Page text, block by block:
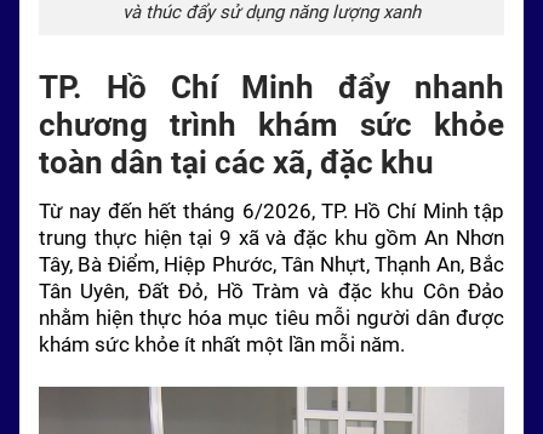
và thúc đẩy sử dụng năng lượng xanh
TP. Hồ Chí Minh đẩy nhanh
chương trình khám sức khỏe
toàn dân tại các xã, đặc khu
Từ nay đến hết tháng 6/2026, TP. Hồ Chí Minh tập
trung thực hiện tại 9 xã và đặc khu gồm An Nhơn
Tây, Bà Điểm, Hiệp Phước, Tân Nhựt, Thạnh An, Bắc
Tân Uyên, Đất Đỏ, Hồ Tràm và đặc khu Côn Đảo
nhằm hiện thực hóa mục tiêu mỗi người dân được
khám sức khỏe ít nhất một lần mỗi năm.